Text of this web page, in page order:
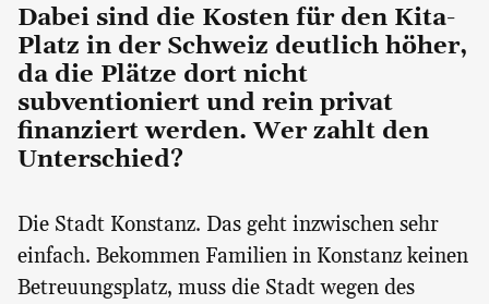
Dabei sind die Kosten für den Kita-
Platz in der Schweiz deutlich höher,
da die Plätze dort nicht
subventioniert und rein privat
finanziert werden. Wer zahlt den
Unterschied?
Die Stadt Konstanz. Das geht inzwischen sehr
einfach. Bekommen Familien in Konstanz keinen
Betreuungsplatz, muss die Stadt wegen des